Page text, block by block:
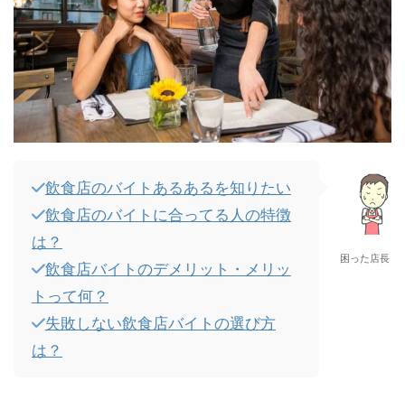
飲食店のバイトあるあるを知りたい
飲食店のバイトに合ってる人の特徴
は？
飲食店バイトのデメリット・メリッ
トって何？
失敗しない飲食店バイトの選び方
は？
困った店長